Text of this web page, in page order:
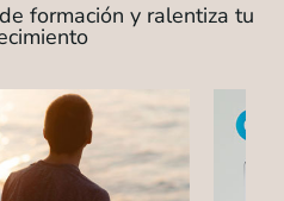
formación y ralentiza tu